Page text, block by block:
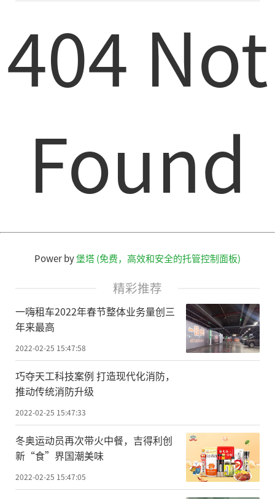
404 Not
Found
Power by堡塔 (免费，高效和安全的托管控制面板)
精彩推荐
一嗨租车2022年春节整体业务量创三
年来最高
2022-02-25 15:47:58
巧夺天工科技案例 打造现代化消防，
推动传统消防升级
2022-02-25 15:47:33
冬奥运动员再次带火中餐，吉得利创
新“食”界国潮美味
2022-02-25 15:47:05